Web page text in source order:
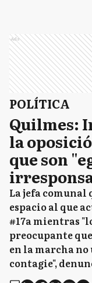
Ads
POLÍTICA
Quilmes:
la
que son
La jefa comunal
espacio al que
#17a mientras
preocupante
en la marcha no
contagie",